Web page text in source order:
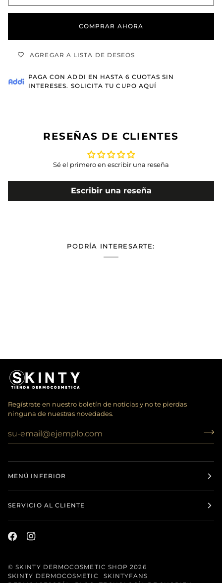
COMPRAR AHORA
AGREGAR A LISTA DE DESEOS
PAGA CONADDI EN HASTA 6 CUOTAS SIN
INTERESES. SOLICITA TU CUPO AQUÍ
RESEÑAS DE CLIENTES
Sé el primero en escribir una reseña
Escribir una reseña
PODRÍA INTERESARTE:
Regístrate en nuestro boletín de noticias y no te pierdas
ninguna de nuestras novedades.
MENÚ INFERIOR
SERVICIO AL CLIENTE
©SKINTY DERMOCOSMETIC SHOP 2026
SKINTY DERMOCOSMETIC
SKINTYFANS